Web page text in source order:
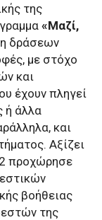
της
«Μαζί,
δράσεων
με στόχο
και
έχουν πληγεί
ή άλλα
και
Αξίζει
προχώρησε
βοήθειας
της